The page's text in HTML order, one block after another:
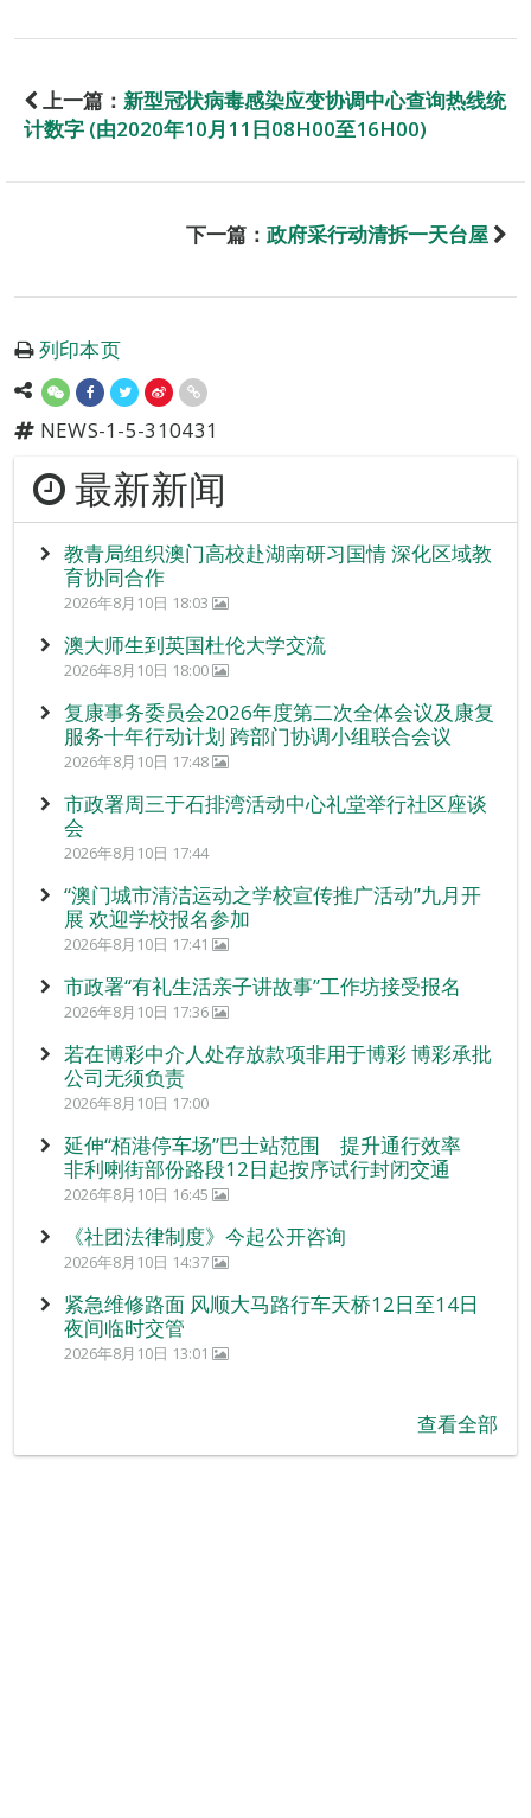
上一篇： 新型冠状病毒感染应变协调中心查询热线统
计数字 (由2020年10月11日08H00至16H00)
下一篇： 政府采行动清拆一天台屋
列印本页
NEWS-1-5-310431
最新新闻
教青局组织澳门高校赴湖南研习国情 深化区域教
育协同合作
2026年8月10日 18:03
澳大师生到英国杜伦大学交流
2026年8月10日 18:00
复康事务委员会2026年度第二次全体会议及康复
服务十年行动计划 跨部门协调小组联合会议
2026年8月10日 17:48
市政署周三于石排湾活动中心礼堂举行社区座谈
会
2026年8月10日 17:44
“澳门城市清洁运动之学校宣传推广活动”九月开
展 欢迎学校报名参加
2026年8月10日 17:41
市政署“有礼生活亲子讲故事”工作坊接受报名
2026年8月10日 17:36
若在博彩中介人处存放款项非用于博彩 博彩承批
公司无须负责
2026年8月10日 17:00
延伸“栢港停车场”巴士站范围 提升通行效率
非利喇街部份路段12日起按序试行封闭交通
2026年8月10日 16:45
《社团法律制度》今起公开咨询
2026年8月10日 14:37
紧急维修路面 风顺大马路行车天桥12日至14日
夜间临时交管
2026年8月10日 13:01
查看全部